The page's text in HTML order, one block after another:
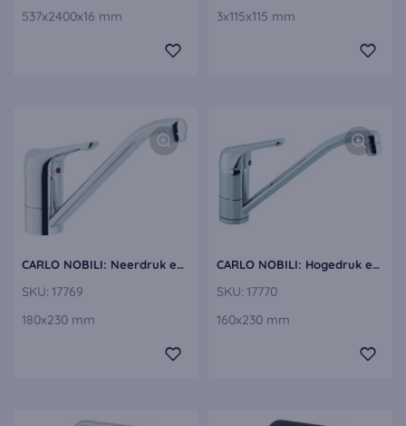
537x2400x16 mm 3x115x115 mm
CARLO NOBILI: Neerdruk eengreepsmengkraan, Mengkraan verchroomd 17769
SKU: 17769
180x230 mm
CARLO NOBILI: Hogedruk eengreepsmengkraan Blue, Mengkraan verchroomd 17770
SKU: 17770
160x230 mm